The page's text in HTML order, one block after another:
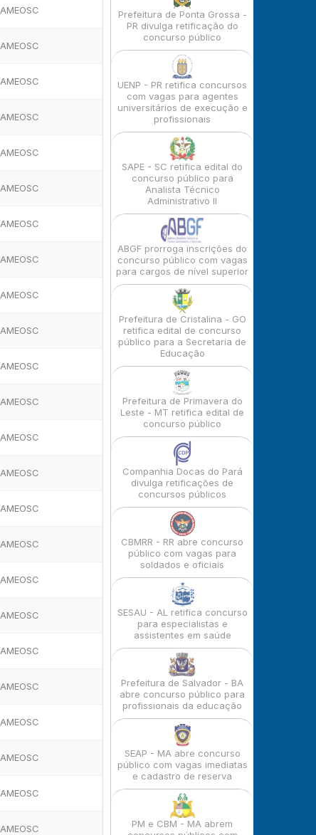
AMEOSC
AMEOSC
AMEOSC
AMEOSC
AMEOSC
AMEOSC
AMEOSC
AMEOSC
AMEOSC
AMEOSC
AMEOSC
AMEOSC
AMEOSC
AMEOSC
AMEOSC
AMEOSC
AMEOSC
AMEOSC
AMEOSC
AMEOSC
AMEOSC
AMEOSC
AMEOSC
AMEOSC
Prefeitura de Ponta Grossa -
PR divulga retificação do
concurso público
UENP - PR retifica concursos
com vagas para agentes
universitários de execução e
profissionais
SAPE - SC retifica edital do
concurso público para
Analista Técnico
Administrativo II
ABGF prorroga inscrições do
concurso público com vagas
para cargos de nível superior
Prefeitura de Cristalina - GO
retifica edital de concurso
público para a Secretaria de
Educação
Prefeitura de Primavera do
Leste - MT retifica edital de
concurso público
Companhia Docas do Pará
divulga retificações de
concursos públicos
CBMRR - RR abre concurso
público com vagas para
soldados e oficiais
SESAU - AL retifica concurso
para especialistas e
assistentes em saúde
Prefeitura de Salvador - BA
abre concurso público para
profissionais da educação
SEAP - MA abre concurso
público com vagas imediatas
e cadastro de reserva
PM e CBM - MA abrem